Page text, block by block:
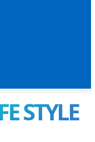
STYLE